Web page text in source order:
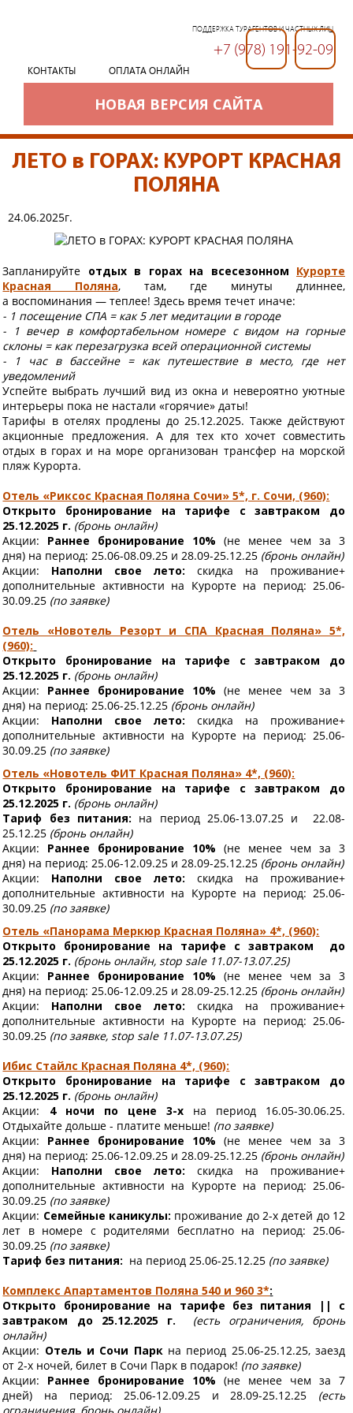
НОВАЯ ВЕРСИЯ САЙТА
КОНТАКТЫ ОПЛАТА ОНЛАЙН
ПОДДЕРЖКА ТУРАГЕНТОВ И ЧАСТНЫХ ЛИЦ
+7 (978) 191-92-09
ЛЕТО в ГОРАХ: КУРОРТ КРАСНАЯ
ПОЛЯНА
24.06.2025г.
Запланируйте отдых в горах на всесезонном Курорте
Красная Поляна, там, где минуты длиннее,
а воспоминания — теплее! Здесь время течет иначе:
- 1 посещение СПА = как 5 лет медитации в городе
- 1 вечер в комфортабельном номере с видом на горные
склоны = как перезагрузка всей операционной системы
- 1 час в бассейне = как путешествие в место, где нет
уведомлений
Успейте выбрать лучший вид из окна и невероятно уютные
интерьеры пока не настали «горячие» даты!
Тарифы в отелях продлены до 25.12.2025. Также действуют
акционные предложения. А для тех кто хочет совместить
отдых в горах и на море организован трансфер на морской
пляж Курорта.
Отель «Риксос Красная Поляна Сочи» 5*, г. Сочи, (960):
Открыто бронирование на тарифе с завтраком до
25.12.2025 г. (бронь онлайн)
Акции: Раннее бронирование 10%(не менее чем за 3
дня) на период: 25.06-08.09.25 и 28.09-25.12.25 (бронь онлайн)
Акции: Наполни свое лето:скидка на проживание+
дополнительные активности на Курорте на период: 25.06-
30.09.25 (по заявке)
Отель «Новотель Резорт и СПА Красная Поляна» 5*,
(960):
Открыто бронирование на тарифе с завтраком до
25.12.2025 г. (бронь онлайн)
Акции: Раннее бронирование 10%(не менее чем за 3
дня) на период: 25.06-25.12.25 (бронь онлайн)
Акции: Наполни свое лето:скидка на проживание+
дополнительные активности на Курорте на период: 25.06-
30.09.25 (по заявке)
Отель «Новотель ФИТ Красная Поляна» 4*, (960):
Открыто бронирование на тарифе с завтраком до
25.12.2025 г. (бронь онлайн)
Тариф без питания: на период 25.06-13.07.25 и 22.08-
25.12.25 (бронь онлайн)
Акции: Раннее бронирование 10%(не менее чем за 3
дня) на период: 25.06-12.09.25 и 28.09-25.12.25 (бронь онлайн)
Акции: Наполни свое лето:скидка на проживание+
дополнительные активности на Курорте на период: 25.06-
30.09.25 (по заявке)
Отель «Панорама Меркюр Красная Поляна» 4*, (960):
Открыто бронирование на тарифе с завтраком до
25.12.2025 г. (бронь онлайн, stop sale 11.07-13.07.25)
Акции: Раннее бронирование 10%(не менее чем за 3
дня) на период: 25.06-12.09.25 и 28.09-25.12.25 (бронь онлайн)
Акции: Наполни свое лето:скидка на проживание+
дополнительные активности на Курорте на период: 25.06-
30.09.25 (по заявке, stop sale 11.07-13.07.25)
Ибис Стайлс Красная Поляна 4*, (960):
Открыто бронирование на тарифе с завтраком до
25.12.2025 г. (бронь онлайн)
Акции: 4 ночи по цене 3-х на период 16.05-30.06.25.
Отдыхайте дольше - платите меньше! (по заявке)
Акции: Раннее бронирование 10%(не менее чем за 3
дня) на период: 25.06-12.09.25 и 28.09-25.12.25 (бронь онлайн)
Акции: Наполни свое лето:скидка на проживание+
дополнительные активности на Курорте на период: 25.06-
30.09.25 (по заявке)
Акции: Семейные каникулы: проживание до 2-х детей до 12
лет в номере с родителями бесплатно на период: 25.06-
30.09.25 (по заявке)
Тариф без питания: на период 25.06-25.12.25 (по заявке)
Комплекс Апартаментов Поляна 540 и 960 3*:
Открыто бронирование на тарифе без питания || с
завтраком до 25.12.2025 г.
(есть ограничения, бронь
онлайн)
Акции: Отель и Сочи Парк на период 25.06-25.12.25, заезд
от 2-х ночей, билет в Сочи Парк в подарок! (по заявке)
Акции: Раннее бронирование 10%(не менее чем за 7
дней)
на период: 25.06-12.09.25 и 28.09-25.12.25 (есть